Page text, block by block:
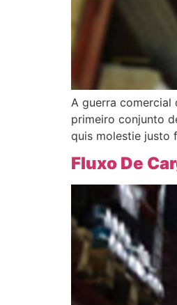
A guerra comercial
primeiro conjunto
quis molestie justo
Fluxo De